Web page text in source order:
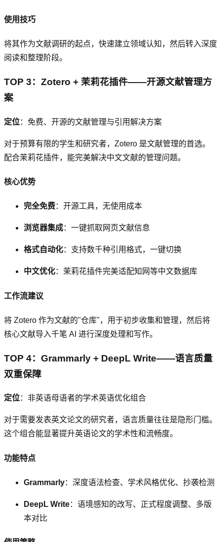
使用技巧
将其作为文献调研的起点，快速建立领域认知，然后转入深度
阅读和整理阶段。
TOP 3：Zotero + 茉莉花插件——开源文献管理方
案
定位：免费、开源的文献管理与引用解决方案
对于预算有限的学生和研究者，Zotero 是文献管理的首选。
配合茉莉花插件，能完美解决中文文献的管理问题。
核心优势
完全免费：开源工具，无使用成本
浏览器集成：一键抓取网页文献信息
格式自动化：支持数千种引用格式，一键切换
中文优化：茉莉花插件完美适配知网等中文数据库
工作流建议
将 Zotero 作为文献的"仓库"，用于初步收集和管理，然后将
核心文献导入千笔 AI 进行深度处理和写作。
TOP 4：Grammarly + DeepL Write——语言质量
双重保障
定位：非英语母语者的学术英语优化组合
对于需要发表英文论文的研究者，语言质量往往是隐形门槛。
这个组合能显著提升英语论文的学术性和流畅度。
功能特点
Grammarly：深度语法检查、学术风格优化、抄袭检测
DeepL Write：语境感知的改写、正式程度调整、多版
本对比